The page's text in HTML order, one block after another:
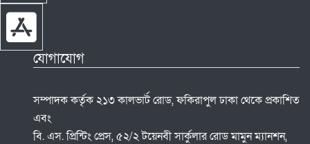
যোগাযোগ
সম্পাদক কর্তৃক ২১৩ কালভার্ট রোড, ফকিরাপুল ঢাকা থেকে প্রকাশিত
এবং
বি. এস. প্রিন্টিং প্রেস, ৫২/২ টয়েনবী সার্কুলার রোড মামুন ম্যানশন,